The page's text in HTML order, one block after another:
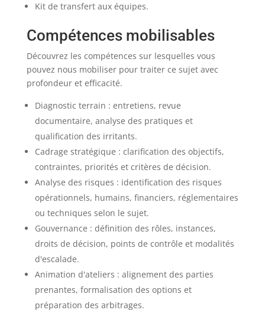
Kit de transfert aux équipes.
Compétences mobilisables
Découvrez les compétences sur lesquelles vous
pouvez nous mobiliser pour traiter ce sujet avec
profondeur et efficacité.
Diagnostic terrain : entretiens, revue
documentaire, analyse des pratiques et
qualification des irritants.
Cadrage stratégique : clarification des objectifs,
contraintes, priorités et critères de décision.
Analyse des risques : identification des risques
opérationnels, humains, financiers, réglementaires
ou techniques selon le sujet.
Gouvernance : définition des rôles, instances,
droits de décision, points de contrôle et modalités
d'escalade.
Animation d'ateliers : alignement des parties
prenantes, formalisation des options et
préparation des arbitrages.